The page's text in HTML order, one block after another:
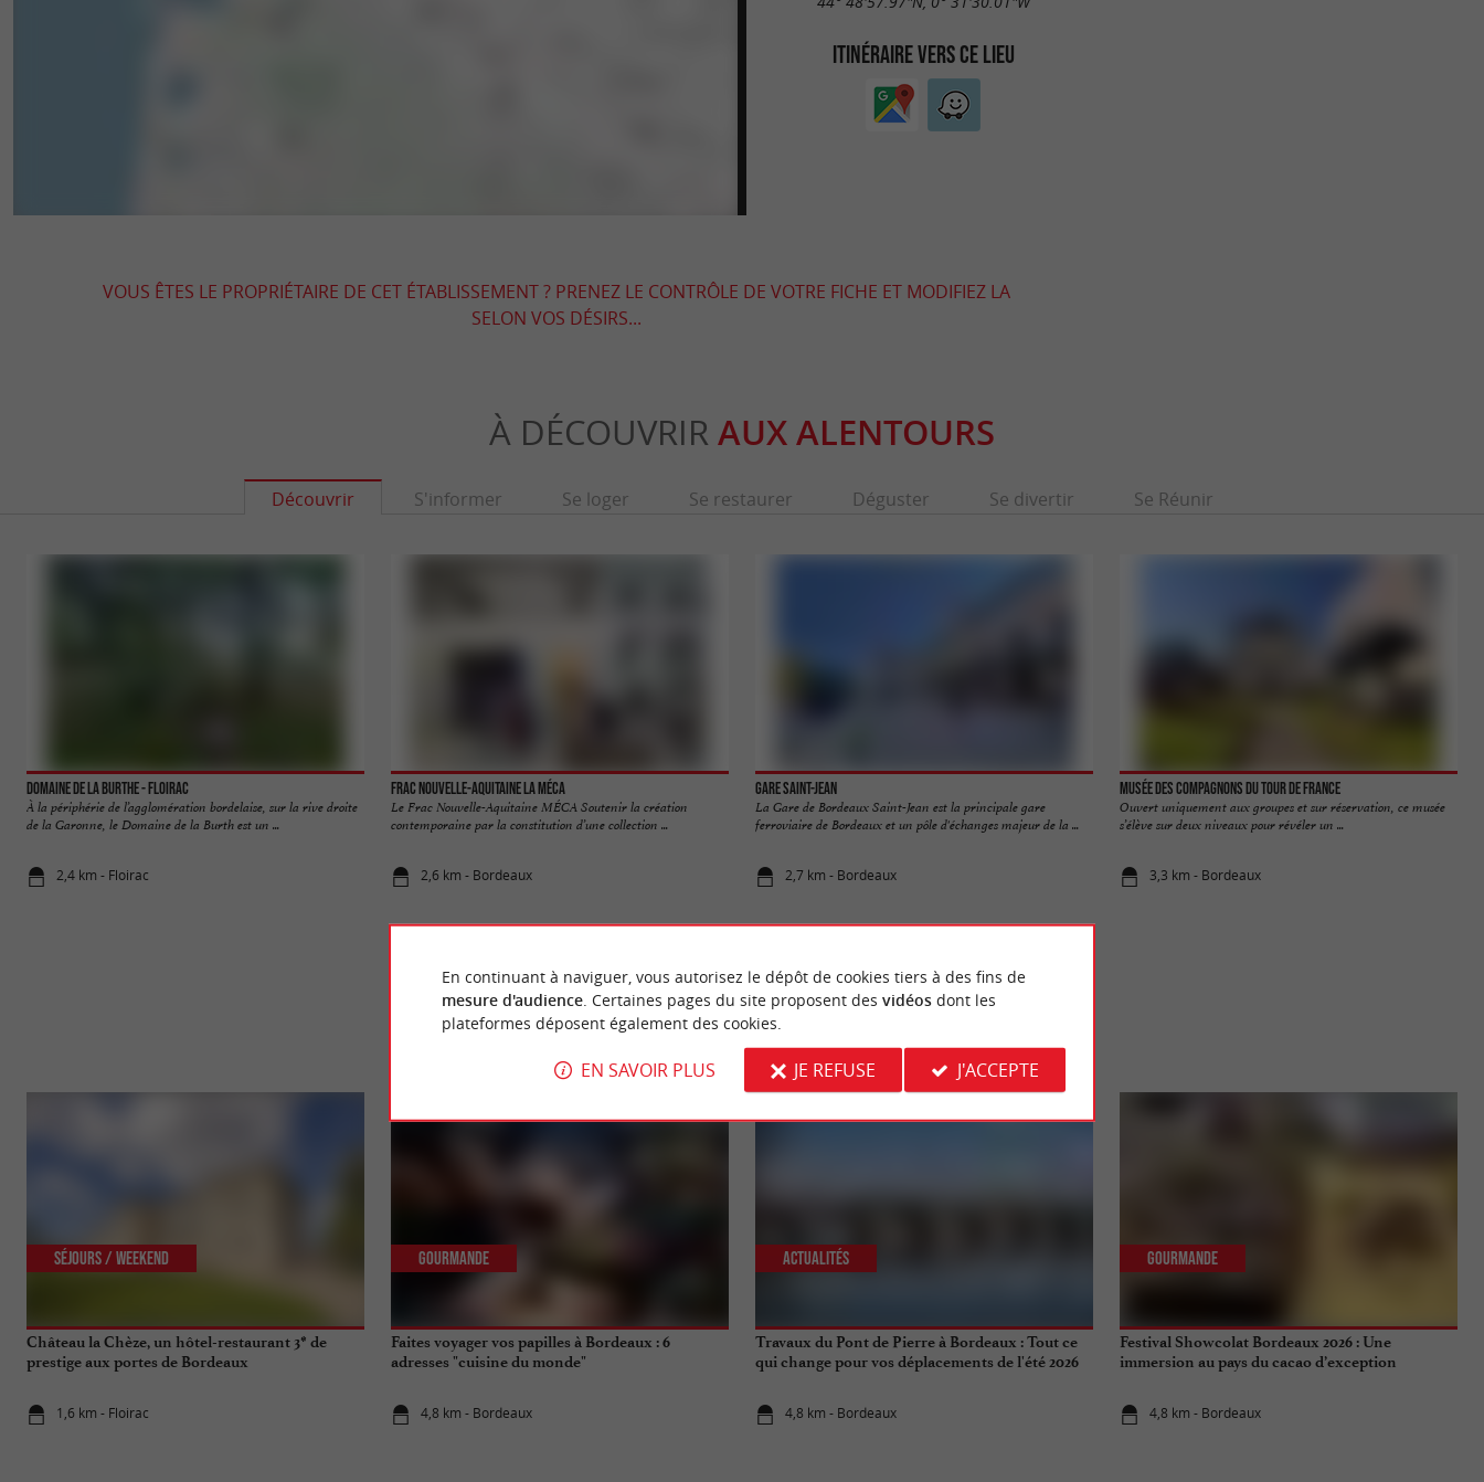
ITINÉRAIRE VERS CE LIEU
VOUS ÊTES LE PROPRIÉTAIRE DE CET ÉTABLISSEMENT ? PRENEZ LE CONTRÔLE DE VOTRE FICHE ET MODIFIEZ LA
SELON VOS DÉSIRS...
À DÉCOUVRIR AUX ALENTOURS
Découvrir S'informer Se loger Se restaurer Déguster Se divertir Se Réunir
Domaine de la Burthe - Floirac
À la périphérie de l’agglomération bordelaise, sur la rive droite
de la Garonne, le Domaine de la Burth est un ...
2,4 km - Floirac
Frac Nouvelle-Aquitaine La MÉCA
Le Frac Nouvelle-Aquitaine MÉCA Soutenir la création
contemporaine par la constitution d’une collection ...
2,6 km - Bordeaux
Gare Saint-Jean
La Gare de Bordeaux Saint-Jean est la principale gare
ferroviaire de Bordeaux et un pôle d'échanges majeur de la ...
2,7 km - Bordeaux
Musée des Compagnons du Tour de France
Ouvert uniquement aux groupes et sur réservation, ce musée
s’élève sur deux niveaux pour révéler un ...
3,3 km - Bordeaux
NOUS AVONS TESTÉPOUR VOUS
Château la Chèze, un hôtel-restaurant 3* de
prestige aux portes de Bordeaux
1,6 km - Floirac
Séjours / Weekend
Faites voyager vos papilles à Bordeaux : 6
adresses "cuisine du monde"
4,8 km - Bordeaux
Gourmande
Travaux du Pont de Pierre à Bordeaux : Tout ce
qui change pour vos déplacements de l'été 2026
4,8 km - Bordeaux
Actualités
Festival Showcolat Bordeaux 2026 : Une
immersion au pays du cacao d’exception
4,8 km - Bordeaux
Gourmande
En continuant à naviguer, vous autorisez le dépôt de cookies tiers à des fins de
mesure d'audience. Certaines pages du site proposent des vidéosdont les
plateformes déposent également des cookies.
EN SAVOIR PLUS JE REFUSE J'ACCEPTE